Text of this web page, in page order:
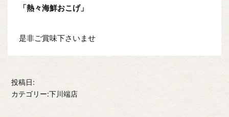
「熱々海鮮おこげ」
是非ご賞味下さいませ
投稿日:
カテゴリー:下川端店